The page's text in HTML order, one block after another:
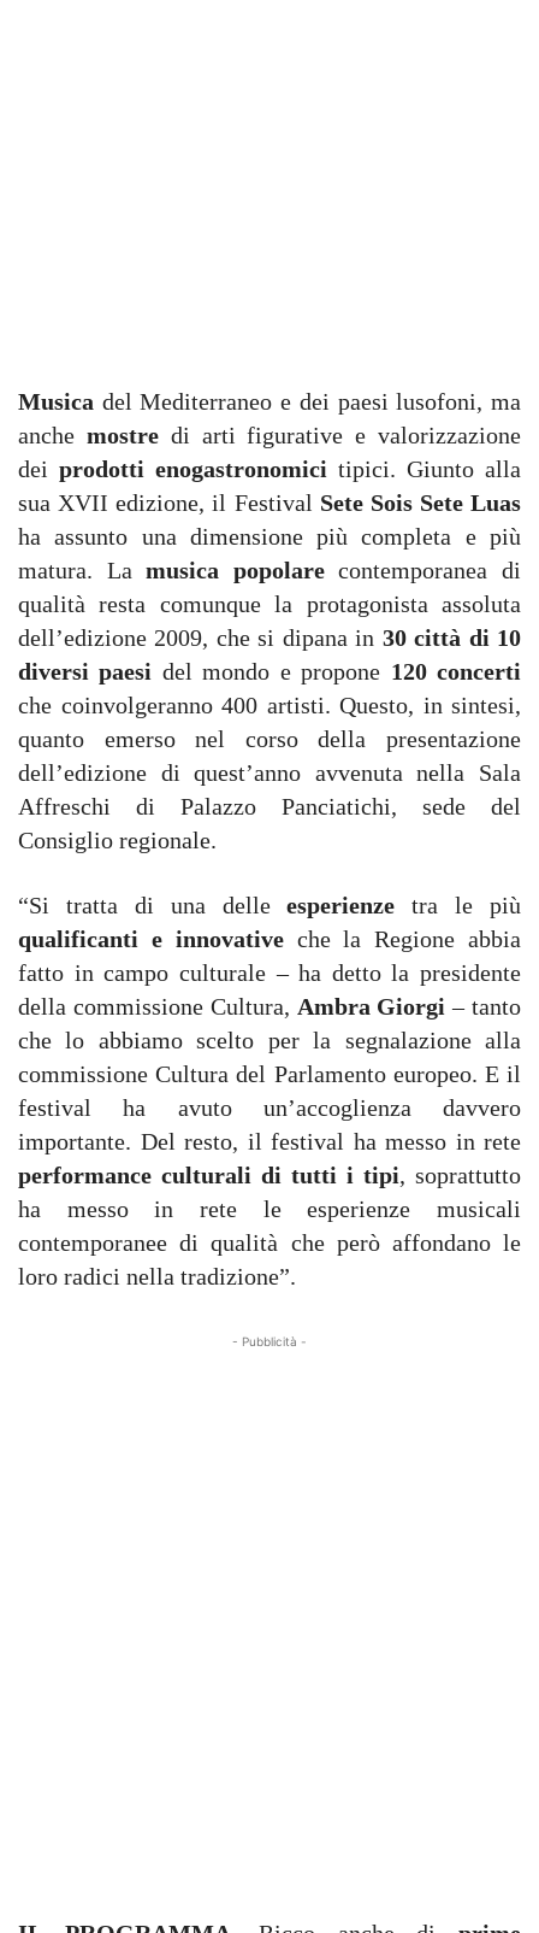
Musica del Mediterraneo e dei paesi lusofoni, ma
anche mostredi arti figurative e valorizzazione
dei prodotti enogastronomici tipici. Giunto alla
sua XVII edizione, il Festival Sete Sois Sete Luas
ha assunto una dimensione più completa e più
matura. Lamusica popolarecontemporanea di
qualità resta comunque la protagonista assoluta
dell’edizione 2009, che si dipana in 30 città di 10
diversi paesi del mondo e propone 120 concerti
che coinvolgeranno 400 artisti. Questo, in sintesi,
quanto emerso nel corso della presentazione
dell’edizione di quest’anno avvenuta nella Sala
Affreschi di Palazzo Panciatichi, sede del
Consiglio regionale.
“Si tratta di una delleesperienzetra le più
qualificanti e innovativeche la Regione abbia
fatto in campo culturale – ha detto la presidente
della commissione Cultura, Ambra Giorgi – tanto
che lo abbiamo scelto per la segnalazione alla
commissione Cultura del Parlamento europeo. E il
festival ha avuto un’accoglienza davvero
importante. Del resto, il festival ha messo in rete
performance culturali di tutti i tipi, soprattutto
ha messo in rete le esperienze musicali
contemporanee di qualità che però affondano le
loro radici nella tradizione”.
- Pubblicità -